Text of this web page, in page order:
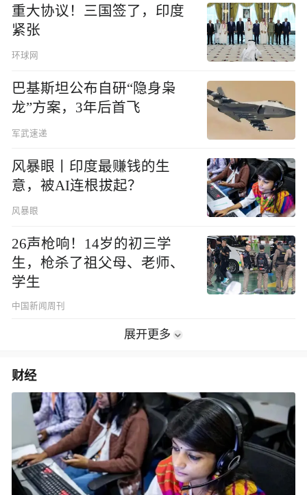
重大协议！三国签了，印度
紧张
环球网
巴基斯坦公布自研“隐身枭
龙”方案，3年后首飞
军武速递
风暴眼丨印度最赚钱的生
意，被AI连根拔起？
风暴眼
26声枪响！14岁的初三学
生，枪杀了祖父母、老师、
学生
中国新闻周刊
展开更多
财经